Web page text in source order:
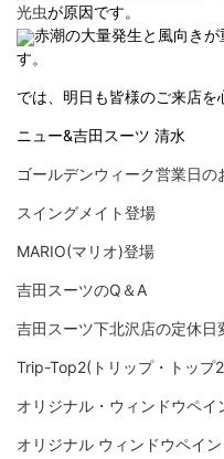
光虫が原因です。
赤潮の大量発生と風向き
す。
では、明日も皆様のご来店を
ニュー&吉田スーツ 清水
ゴールデンウィーク営業日の
スイングメイト登場
MARIO(マリオ)登場
吉田スーツのQ＆A
吉田スーツ下北沢店の定休日
Trip-Top2(トリップ・トップ
オリジナル・ウィンドウペイ
オリジナル ウィンドウペイ